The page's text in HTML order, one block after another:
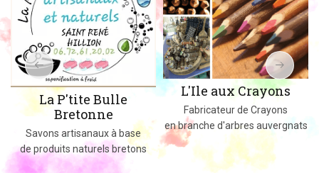
L'Ile aux Crayons
Fabricateur de Crayons
en branche d'arbres auvergnats
Un Monde de Bois
Des jeux, jouets et objets en bois
massif fabriqués dans le 02